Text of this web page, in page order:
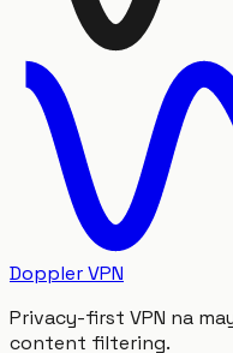
Doppler VPN
Privacy-first VPN na
content filtering.